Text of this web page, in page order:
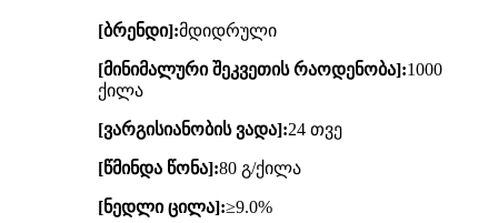
[ბრენდი]:მდიდრული
[მინიმალური შეკვეთის რაოდენობა]:1000
ქილა
[ვარგისიანობის ვადა]:24 თვე
[წმინდა წონა]:80 გ/ქილა
[ნედლი ცილა]:≥9.0%